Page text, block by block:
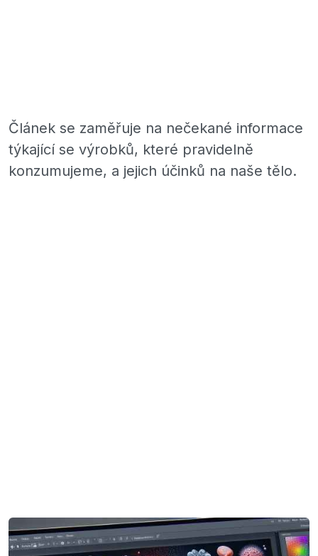
Článek se zaměřuje na nečekané informace
týkající se výrobků, které pravidelně
konzumujeme, a jejich účinků na naše tělo.